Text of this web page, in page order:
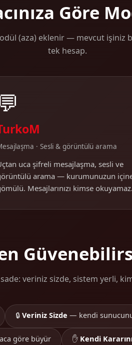
Göre
(aza) eklenir — mevcut işiniz
tek hesap.
· Sesli & görüntülü arama
uca şifreli mesajlaşma, sesli ve
arama — kurumunuzun
Mesajlarınızı kimse okuyamaz.
veriniz sizde, sistem yerli,
🔒 Veriniz Sizde — kendi
göre büyür ✋ Kendi